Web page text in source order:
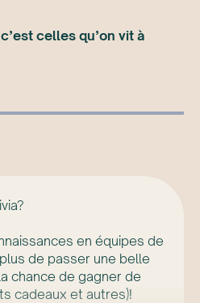
celles qu’on vit à
en équipes de
de passer une belle
chance de gagner de
cadeaux et autres)!